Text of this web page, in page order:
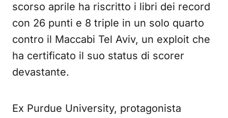
scorso aprile ha riscritto i libri dei record
con 26 punti e 8 triple in un solo quarto
contro il Maccabi Tel Aviv, un exploit che
ha certificato il suo status di scorer
devastante.
Ex Purdue University, protagonista